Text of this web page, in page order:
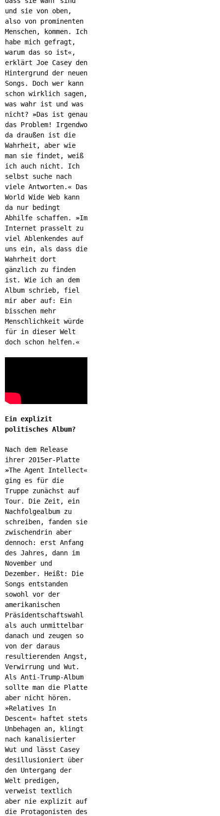
und sie von oben,
also von prominenten
Menschen, kommen. Ich
habe mich gefragt,
warum das so ist«,
erklärt Joe Casey den
Hintergrund der neuen
Songs. Doch wer kann
schon wirklich sagen,
was wahr ist und was
nicht? »Das ist genau
das Problem! Irgendwo
da draußen ist die
Wahrheit, aber wie
man sie findet, weiß
ich auch nicht. Ich
selbst suche nach
viele Antworten.« Das
World Wide Web kann
da nur bedingt
Abhilfe schaffen. »Im
Internet prasselt zu
viel Ablenkendes auf
uns ein, als dass die
Wahrheit dort
gänzlich zu finden
ist. Wie ich an dem
Album schrieb, fiel
mir aber auf: Ein
bisschen mehr
Menschlichkeit würde
für in dieser Welt
doch schon helfen.«
Ein explizit
politisches Album?
Nach dem Release
ihrer 2015er-Platte
»The Agent Intellect«
ging es für die
Truppe zunächst auf
Tour. Die Zeit, ein
Nachfolgealbum zu
schreiben, fanden sie
zwischendrin aber
dennoch: erst Anfang
des Jahres, dann im
November und
Dezember. Heißt: Die
Songs entstanden
sowohl vor der
amerikanischen
Präsidentschaftswahl
als auch unmittelbar
danach und zeugen so
von der daraus
resultierenden Angst,
Verwirrung und Wut.
Als Anti-Trump-Album
sollte man die Platte
aber nicht hören.
»Relatives In
Descent« haftet stets
Unbehagen an, klingt
nach kanalisierter
Wut und lässt Casey
desillusioniert über
den Untergang der
Welt predigen,
verweist textlich
aber nie explizit auf
die Protagonisten des